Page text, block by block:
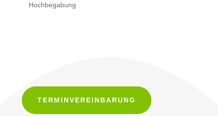
Hochbegabung
TERMINVEREINBARUNG